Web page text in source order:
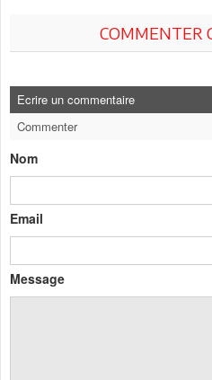
COMMENTER
Ecrire un commentaire
Commenter
Nom
Email
Message